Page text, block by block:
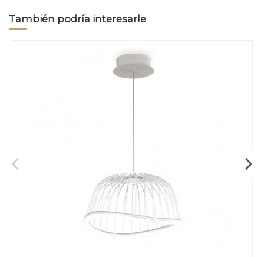
También podría interesarle